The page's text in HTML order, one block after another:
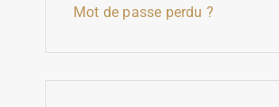
Mot de passe perdu ?